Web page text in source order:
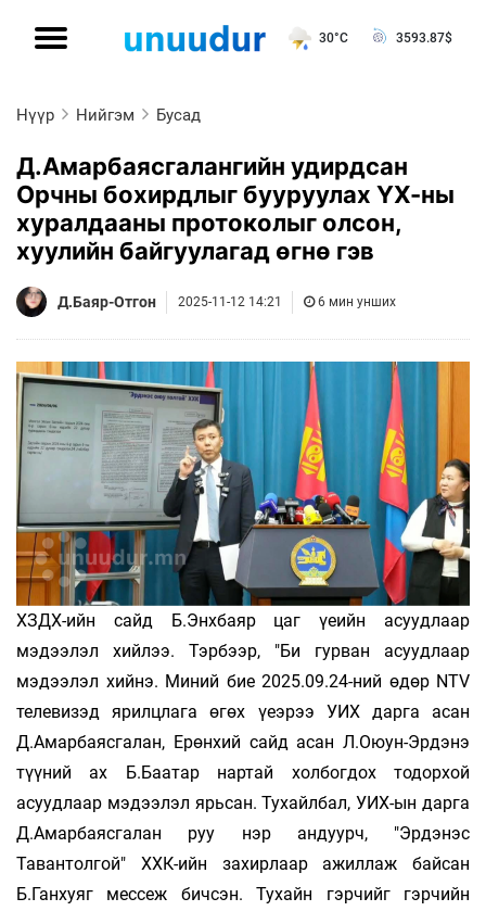
30°C 3593.87$
Нүүр Нийгэм Бусад
Д.Амарбаясгалангийн удирдсан
Орчны бохирдлыг бууруулах ҮХ-ны
хуралдааны протоколыг олсон,
хуулийн байгуулагад өгнө гэв
Д.Баяр-Отгон 2025-11-12 14:21 6 мин унших
ХЗДХ-ийн сайд Б.Энхбаяр цаг үеийн асуудлаар
мэдээлэл хийлээ. Тэрбээр, "Би гурван асуудлаар
мэдээлэл хийнэ. Миний бие 2025.09.24-ний өдөр NTV
телевизэд ярилцлага өгөх үеэрээ УИХ дарга асан
Д.Амарбаясгалан, Ерөнхий сайд асан Л.Оюун-Эрдэнэ
түүний ах Б.Баатар нартай холбогдох тодорхой
асуудлаар мэдээлэл ярьсан. Тухайлбал, УИХ-ын дарга
Д.Амарбаясгалан руу нэр андуурч, "Эрдэнэс
Тавантолгой" ХХК-ийн захирлаар ажиллаж байсан
Б.Ганхуяг мессеж бичсэн. Тухайн гэрчийг гэрчийн